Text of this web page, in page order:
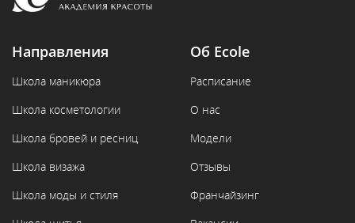
Направления
Школа маникюра
Школа косметологии
Школа бровей и ресниц
Школа визажа
Школа моды и стиля
Об Ecole
Расписание
О нас
Модели
Отзывы
Франчайзинг